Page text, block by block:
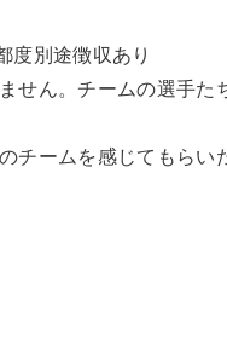
別途徴収あり
せん。チームの選手た
チームを感じてもらい